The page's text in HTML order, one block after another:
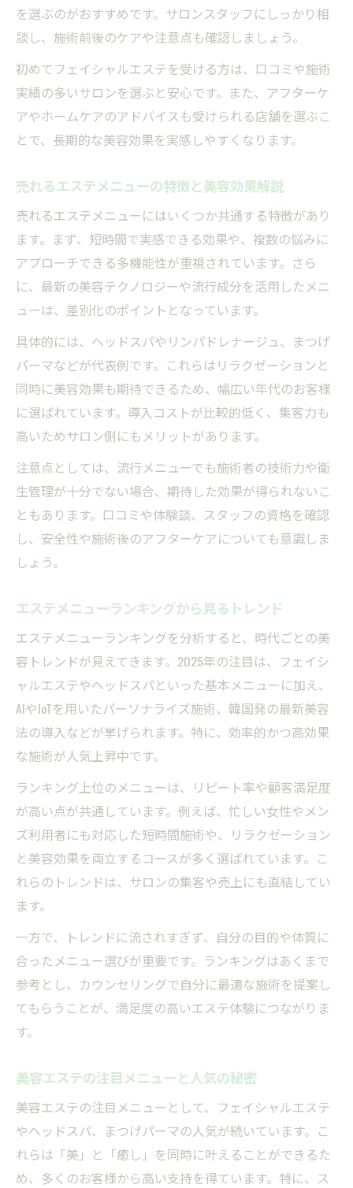
を選ぶのがおすすめです。サロンスタッフにしっかり相
談し、施術前後のケアや注意点も確認しましょう。
初めてフェイシャルエステを受ける方は、口コミや施術
実績の多いサロンを選ぶと安心です。また、アフターケ
アやホームケアのアドバイスも受けられる店舗を選ぶこ
とで、長期的な美容効果を実感しやすくなります。
売れるエステメニューの特徴と美容効果解説
売れるエステメニューにはいくつか共通する特徴があり
ます。まず、短時間で実感できる効果や、複数の悩みに
アプローチできる多機能性が重視されています。さら
に、最新の美容テクノロジーや流行成分を活用したメニ
ューは、差別化のポイントとなっています。
具体的には、ヘッドスパやリンパドレナージュ、まつげ
パーマなどが代表例です。これらはリラクゼーションと
同時に美容効果も期待できるため、幅広い年代のお客様
に選ばれています。導入コストが比較的低く、集客力も
高いためサロン側にもメリットがあります。
注意点としては、流行メニューでも施術者の技術力や衛
生管理が十分でない場合、期待した効果が得られないこ
ともあります。口コミや体験談、スタッフの資格を確認
し、安全性や施術後のアフターケアについても意識しま
しょう。
エステメニューランキングから見るトレンド
エステメニューランキングを分析すると、時代ごとの美
容トレンドが見えてきます。2025年の注目は、フェイシ
ャルエステやヘッドスパといった基本メニューに加え、
AIやIoTを用いたパーソナライズ施術、韓国発の最新美容
法の導入などが挙げられます。特に、効率的かつ高効果
な施術が人気上昇中です。
ランキング上位のメニューは、リピート率や顧客満足度
が高い点が共通しています。例えば、忙しい女性やメン
ズ利用者にも対応した短時間施術や、リラクゼーション
と美容効果を両立するコースが多く選ばれています。こ
れらのトレンドは、サロンの集客や売上にも直結してい
ます。
一方で、トレンドに流されすぎず、自分の目的や体質に
合ったメニュー選びが重要です。ランキングはあくまで
参考とし、カウンセリングで自分に最適な施術を提案し
てもらうことが、満足度の高いエステ体験につながりま
す。
美容エステの注目メニューと人気の秘密
美容エステの注目メニューとして、フェイシャルエステ
やヘッドスパ、まつげパーマの人気が続いています。こ
れらは「美」と「癒し」を同時に叶えることができるた
め、多くのお客様から高い支持を得ています。特に、ス